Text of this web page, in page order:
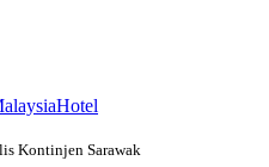
Hotel
Kontinjen Sarawak